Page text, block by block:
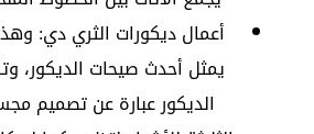
أعمال ديكورات الثري دي:
يمثل أحدث صيحات الديكور،
الديكور عبارة عن تصميم